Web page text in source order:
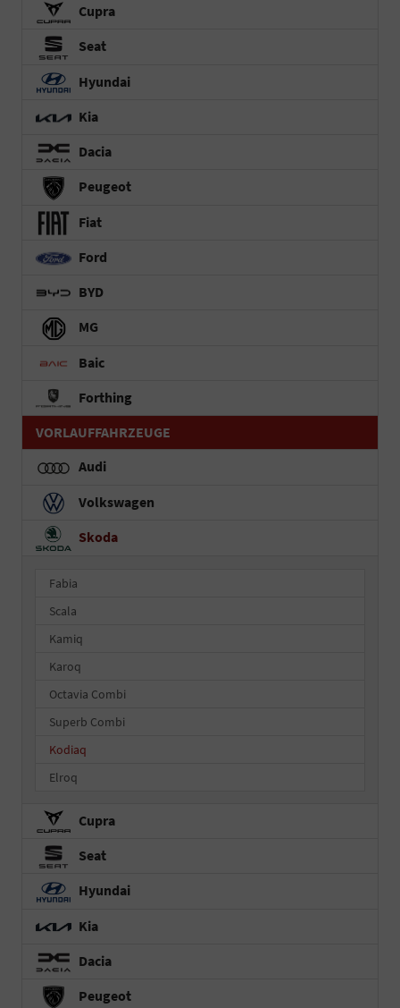
Cupra
Seat
Hyundai
Kia
Dacia
Peugeot
Fiat
Ford
BYD
MG
Baic
Forthing
VORLAUFFAHRZEUGE
Audi
Volkswagen
Skoda
Fabia
Scala
Kamiq
Karoq
Octavia Combi
Superb Combi
Kodiaq
Elroq
Cupra
Seat
Hyundai
Kia
Dacia
Peugeot